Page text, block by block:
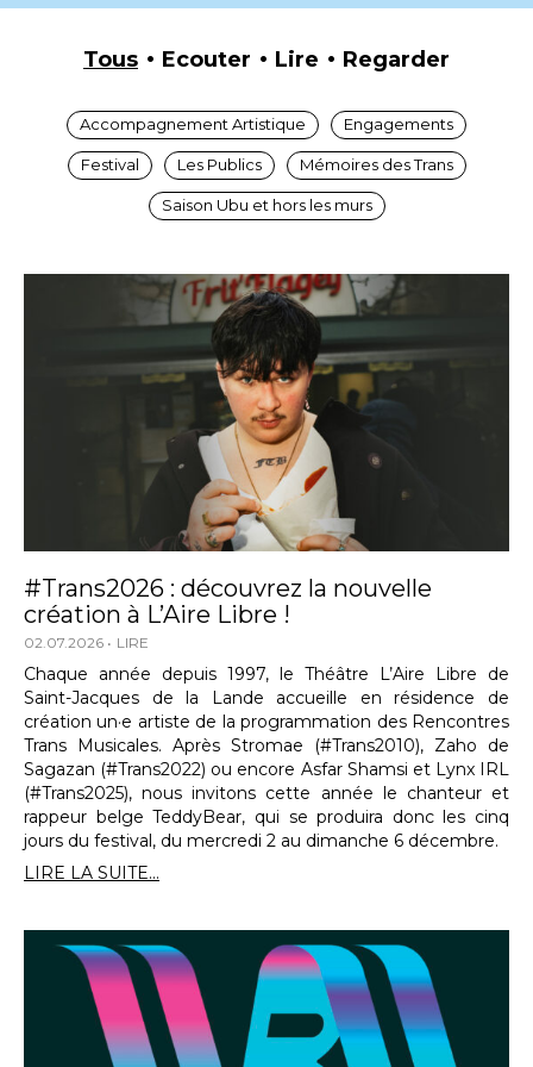
Tous Ecouter Lire Regarder
Accompagnement Artistique Engagements
Festival Les Publics Mémoires des Trans
Saison Ubu et hors les murs
#Trans2026 : découvrez la nouvelle
création à L’Aire Libre !
02.07.2026 LIRE
Chaque année depuis 1997, le Théâtre L’Aire Libre de
Saint-Jacques de la Lande accueille en résidence de
création un·e artiste de la programmation des Rencontres
Trans Musicales. Après Stromae (#Trans2010), Zaho de
Sagazan (#Trans2022) ou encore Asfar Shamsi et Lynx IRL
(#Trans2025), nous invitons cette année le chanteur et
rappeur belge TeddyBear, qui se produira donc les cinq
jours du festival, du mercredi 2 au dimanche 6 décembre.
LIRE LA SUITE...